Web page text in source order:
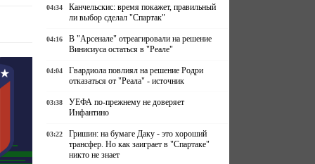
04:34
Канчельскис: время покажет, правильный
ли выбор сделал "Спартак"
04:16
В "Арсенале" отреагировали на решение
Винисиуса остаться в "Реале"
04:04
Гвардиола повлиял на решение Родри
отказаться от "Реала" - источник
03:38
УЕФА по-прежнему не доверяет
Инфантино
03:22
Гришин: на бумаге Даку - это хороший
трансфер. Но как заиграет в "Спартаке"
никто не знает